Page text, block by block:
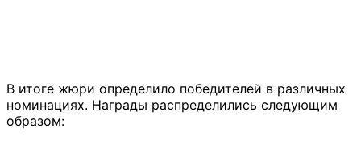
В итоге жюри определило победителей в различных
номинациях. Награды распределились следующим
образом: